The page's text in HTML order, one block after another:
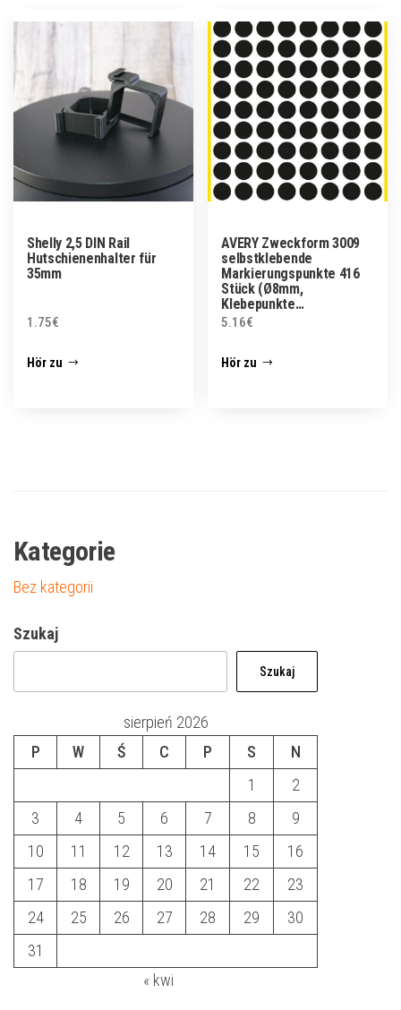
Shelly 2,5 DIN Rail
Hutschienenhalter für
35mm
1.75€
Hör zu
AVERY Zweckform 3009
selbstklebende
Markierungspunkte 416
Stück (Ø8mm,
Klebepunkte…
5.16€
Hör zu
Kategorie
Bez kategorii
Szukaj
Szukaj
sierpień 2026
P
W Ś C P S
N
1
2
3
4 5 6 7 8
9
10
11 12 13 14 15
16
17
18 19 20 21 22
23
24
25 26 27 28 29
30
31
« kwi